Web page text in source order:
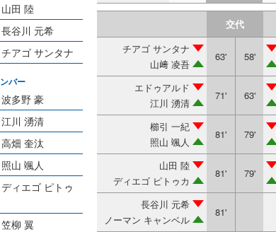
山田 陸
長谷川 元希
チアゴ サンタナ
バー
波多野 豪
江川 湧清
高畑 奎汰
照山 颯人
ディエゴ ピトゥ
笠柳 翼
交代
チアゴ サンタナ
山﨑 凌吾
63' 58'
エドゥアルド
江川 湧清
71' 63'
櫛引 一紀
照山 颯人
81' 79'
山田 陸
ディエゴ ピトゥカ
81' 79'
長谷川 元希
ノーマン キャンベル
81'